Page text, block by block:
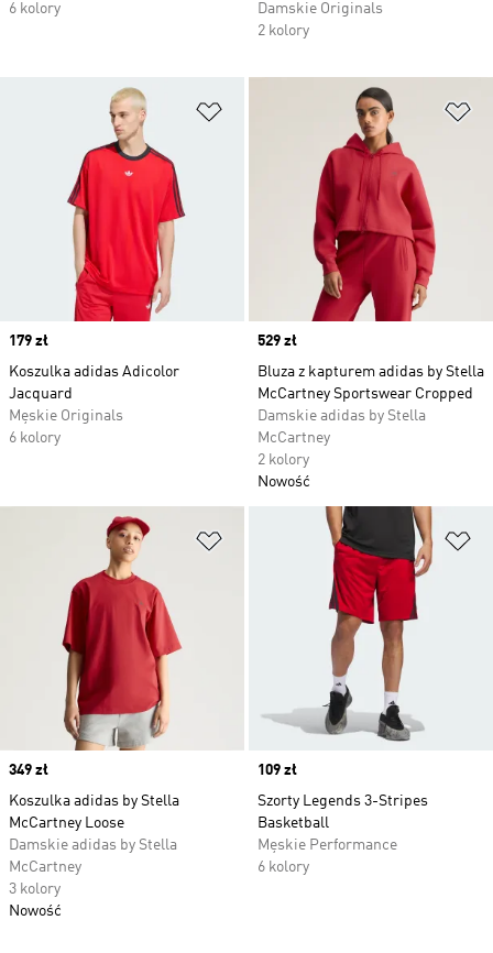
6 kolory
Damskie Originals
2 kolory
Dodaj do listy życzeń
Price
179 zł
Koszulka adidas Adicolor
Jacquard
Męskie Originals
6 kolory
Price
529 zł
Bluza z kapturem adidas by Stella
McCartney Sportswear Cropped
Damskie adidas by Stella
McCartney
2 kolory
Nowość
Dodaj do listy życzeń
Price
349 zł
Koszulka adidas by Stella
McCartney Loose
Damskie adidas by Stella
McCartney
3 kolory
Nowość
Price
109 zł
Szorty Legends 3-Stripes
Basketball
Męskie Performance
6 kolory